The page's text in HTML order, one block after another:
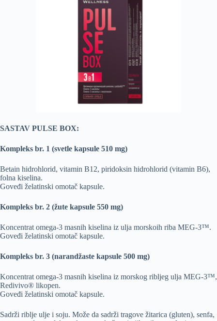
SASTAV PULSE BOX:
Kompleks br. 1 (svetle kapsule 510 mg)
Betain hidrohlorid, vitamin B12, piridoksin hidrohlorid (vitamin B6),
folna kiselina.
Goveđi želatinski omotač kapsule.
Kompleks br. 2 (žute kapsule 550 mg)
Koncentrat omega-3 masnih kiselina iz ulja morskoih riba MEG-3™.
Goveđi želatinski omotač kapsule.
Kompleks br. 3 (narandžaste kapsule 500 mg)
Koncentrat omega-3 masnih kiselina iz morskog ribljeg ulja MEG-3™,
Redivivo® likopen.
Goveđi želatinski omotač kapsule.
Sadrži riblje ulje i soju. Može da sadrži tragove žitarica (gluten), senfa,